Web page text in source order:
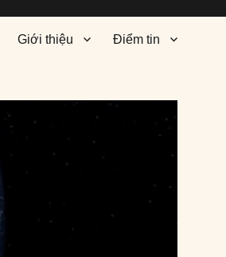
Giới thiệu Điểm tin